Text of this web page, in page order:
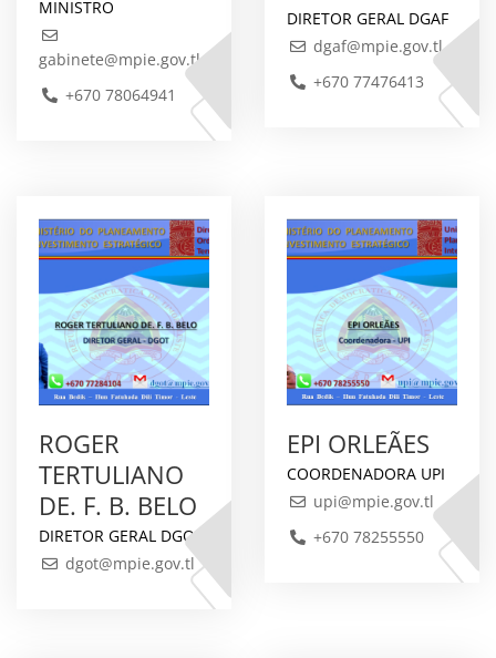
MINISTRO
gabinete@mpie.gov.tl
+670 78064941
DIRETOR GERAL DGAF
dgaf@mpie.gov.tl
+670 77476413
ROGER
TERTULIANO
DE. F. B. BELO
DIRETOR GERAL DGOT
dgot@mpie.gov.tl
EPI ORLEÃES
COORDENADORA UPI
upi@mpie.gov.tl
+670 78255550